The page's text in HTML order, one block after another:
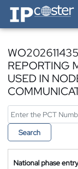
IP-Coster — Home
REPORTING
USED IN
Search
National phase